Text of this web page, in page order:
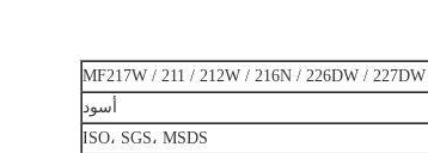
أسود
ISO، SGS، MSDS